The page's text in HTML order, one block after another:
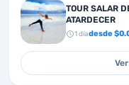
TOUR SALAR
ATARDECER
1díadesde $